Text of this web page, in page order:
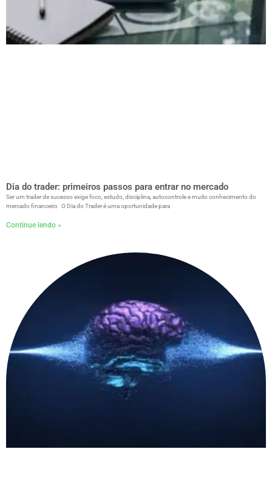
Dia do trader: primeiros passos para entrar no mercado
Ser um trader de sucesso exige foco, estudo, disciplina, autocontrole e muito conhecimento do
mercado financeiro O Dia do Trader é uma oportunidade para
Continue lendo »